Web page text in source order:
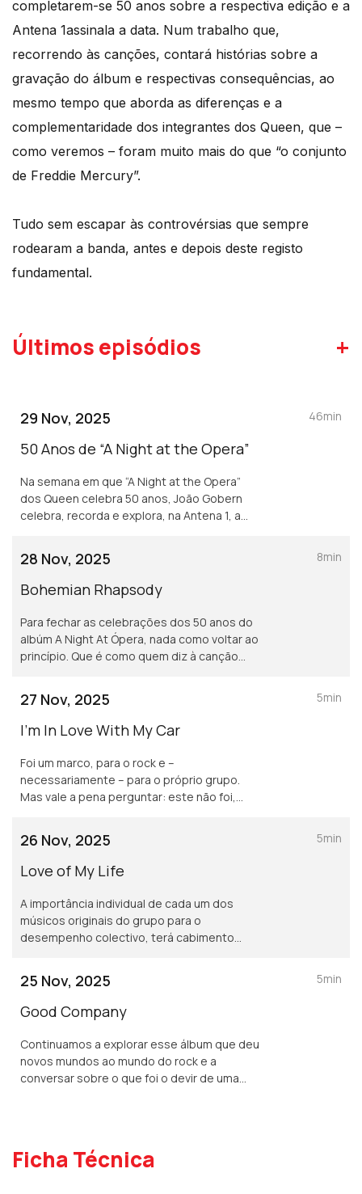
completarem-se 50 anos sobre a respectiva edição e a
Antena 1assinala a data. Num trabalho que,
recorrendo às canções, contará histórias sobre a
gravação do álbum e respectivas consequências, ao
mesmo tempo que aborda as diferenças e a
complementaridade dos integrantes dos Queen, que –
como veremos – foram muito mais do que “o conjunto
de Freddie Mercury”.
Tudo sem escapar às controvérsias que sempre
rodearam a banda, antes e depois deste registo
fundamental.
Últimos episódios +
29 Nov, 2025
50 Anos de “A Night at the Opera”
Na semana em que “A Night at the Opera”
dos Queen celebra 50 anos, João Gobern
celebra, recorda e explora, na Antena 1, a
46min
28 Nov, 2025
Bohemian Rhapsody
Para fechar as celebrações dos 50 anos do
albúm A Night At Ópera, nada como voltar ao
princípio. Que é como quem diz à canção
verdade?
8min
27 Nov, 2025
I'm In Love With My Car
Foi um marco, para o rock e –
necessariamente – para o próprio grupo.
Mas vale a pena perguntar: este não foi,
para a imortalidade?
5min
26 Nov, 2025
Love of My Life
A importância individual de cada um dos
músicos originais do grupo para o
desempenho colectivo, terá cabimento
Freddie Mercury?
5min
25 Nov, 2025
Good Company
Continuamos a explorar esse álbum que deu
novos mundos ao mundo do rock e a
conversar sobre o que foi o devir de uma
5min
Ficha Técnica